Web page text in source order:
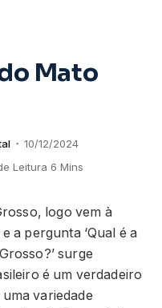
Mato
10/12/2024
Leitura 6 Mins
logo vem à
a pergunta ‘Qual é a
surge
é um verdadeiro
variedade